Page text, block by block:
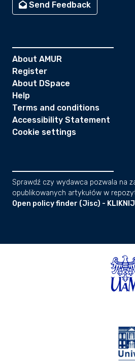
Send Feedback
About AMUR
Register
About DSpace
Help
Terms and conditions
Accessibility Statement
Cookie settings
Sprawdź czy wydawca pozwala na
opublikowanych artykułów w
Open policy finder (Jisc) - KLIKNIJ